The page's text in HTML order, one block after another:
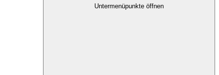
Untermenüpunkte öffnen